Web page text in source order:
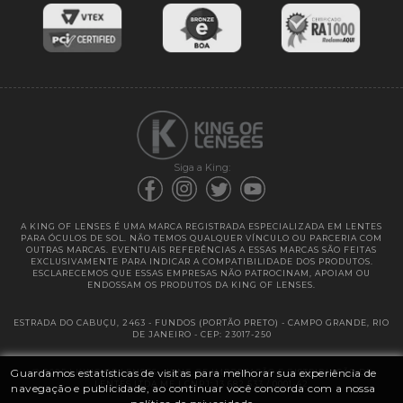
Guardamos estatísticas de visitas para melhorar sua experiência de
navegação e publicidade, ao continuar você concorda com a nossa
Entregas
Siga a King:
A KING OF LENSES É UMA MARCA REGISTRADA ESPECIALIZADA EM LENTES
PARA ÓCULOS DE SOL. NÃO TEMOS QUALQUER VÍNCULO OU PARCERIA COM
OUTRAS MARCAS. EVENTUAIS REFERÊNCIAS A ESSAS MARCAS SÃO FEITAS
EXCLUSIVAMENTE PARA INDICAR A COMPATIBILIDADE DOS PRODUTOS.
ESCLARECEMOS QUE ESSAS EMPRESAS NÃO PATROCINAM, APOIAM OU
ENDOSSAM OS PRODUTOS DA KING OF LENSES.
ESTRADA DO CABUÇU, 2463 - FUNDOS (PORTÃO PRETO) - CAMPO GRANDE, RIO
DE JANEIRO - CEP: 23017-250
@ 2025 | KING OF LENSES - KING OF IMPORTAÇÃO E DISTRIBUIÇÃO DE
LENTES LTDA ME | CNPJ: 13.682.533 / 0001-42